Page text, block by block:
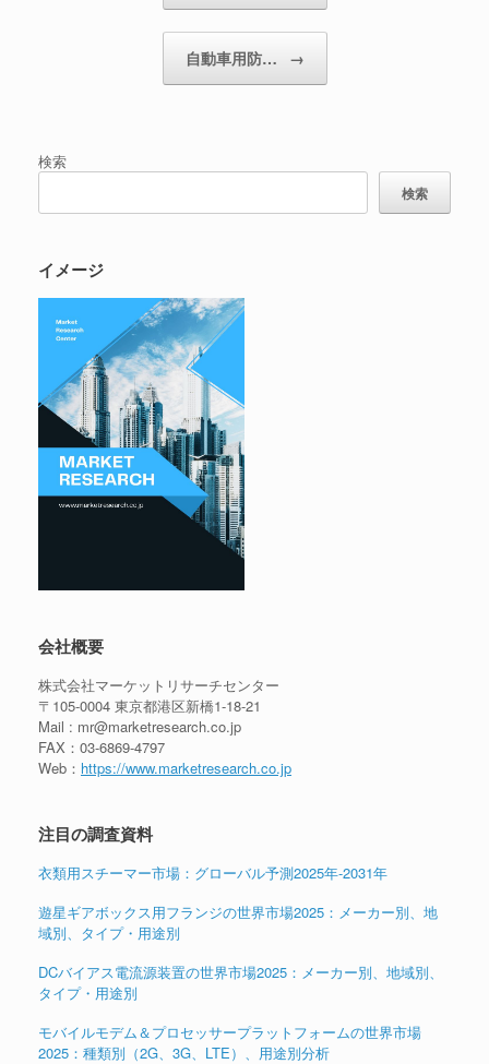
自動車用防… →
検索
検索
イメージ
会社概要
株式会社マーケットリサーチセンター
〒105-0004 東京都港区新橋1-18-21
Mail : mr@marketresearch.co.jp
FAX：03-6869-4797
Web： https://www.marketresearch.co.jp
注目の調査資料
衣類用スチーマー市場：グローバル予測2025年-2031年
遊星ギアボックス用フランジの世界市場2025：メーカー別、地
域別、タイプ・用途別
DCバイアス電流源装置の世界市場2025：メーカー別、地域別、
タイプ・用途別
モバイルモデム＆プロセッサープラットフォームの世界市場
2025：種類別（2G、3G、LTE）、用途別分析